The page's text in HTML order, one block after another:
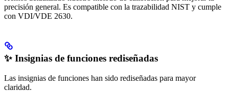
precisión general. Es compatible con la trazabilidad NIST y cumple
con VDI/VDE 2630.
✨ Insignias de funciones rediseñadas
Las insignias de funciones han sido rediseñadas para mayor
claridad.